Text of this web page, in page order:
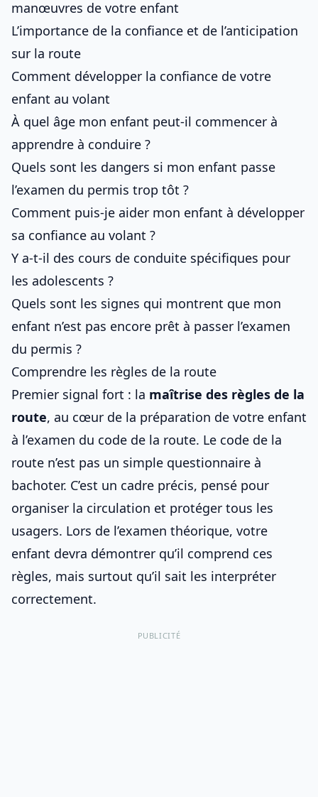
manœuvres de votre enfant
L’importance de la confiance et de l’anticipation
sur la route
Comment développer la confiance de votre
enfant au volant
À quel âge mon enfant peut-il commencer à
apprendre à conduire ?
Quels sont les dangers si mon enfant passe
l’examen du permis trop tôt ?
Comment puis-je aider mon enfant à développer
sa confiance au volant ?
Y a-t-il des cours de conduite spécifiques pour
les adolescents ?
Quels sont les signes qui montrent que mon
enfant n’est pas encore prêt à passer l’examen
du permis ?
Comprendre les règles de la route
Premier signal fort : la maîtrise des règles de la
route, au cœur de la préparation de votre enfant
à l’examen du code de la route. Le code de la
route n’est pas un simple questionnaire à
bachoter. C’est un cadre précis, pensé pour
organiser la circulation et protéger tous les
usagers. Lors de l’examen théorique, votre
enfant devra démontrer qu’il comprend ces
règles, mais surtout qu’il sait les interpréter
correctement.
PUBLICITÉ